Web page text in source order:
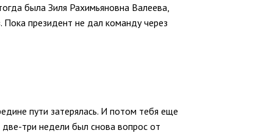
была Зиля Рахимьяновна Валеева,
Пока президент не дал команду через
пути затерялась. И потом тебя еще
три недели был снова вопрос от